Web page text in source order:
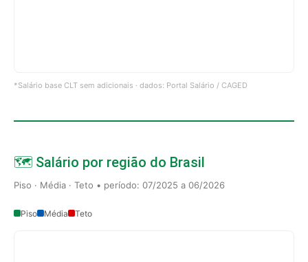
*Salário base CLT sem adicionais · dados: Portal Salário / CAGED
🗺️ Salário por região do Brasil
Piso · Média · Teto • período: 07/2025 a 06/2026
Piso Média Teto